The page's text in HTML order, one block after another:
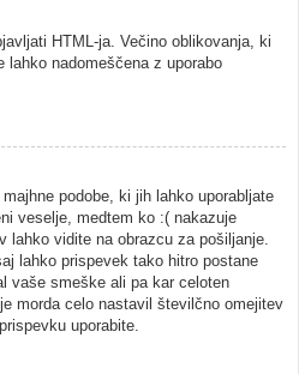
HTML-ja. Večino oblikovanja, ki
lahko nadomeščena z uporabo
podobe, ki jih lahko uporabljate
veselje, medtem ko :( nakazuje
lahko vidite na obrazcu za pošiljanje.
lahko prispevek tako hitro postane
vaše smeške ali pa kar celoten
morda celo nastavil številčno omejitev
uporabite.